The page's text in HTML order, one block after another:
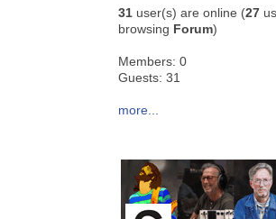
31 user(s) are online (27
browsing Forum)
Members: 0
Guests: 31
more...